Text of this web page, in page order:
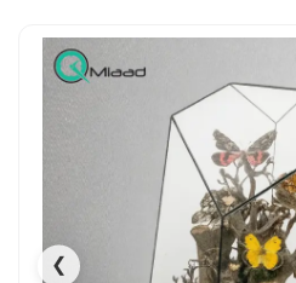
❯